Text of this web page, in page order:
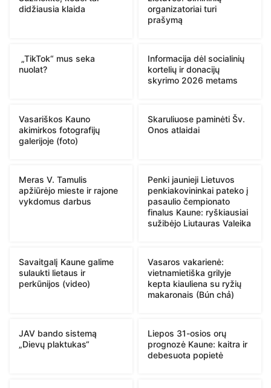
didžiausia klaida
organizatoriai turi
prašymą
„TikTok“ mus seka
nuolat?
Informacija dėl socialinių
kortelių ir donacijų
skyrimo 2026 metams
Vasariškos Kauno
akimirkos fotografijų
galerijoje (foto)
Skaruliuose paminėti Šv.
Onos atlaidai
Meras V. Tamulis
apžiūrėjo mieste ir rajone
vykdomus darbus
Penki jaunieji Lietuvos
penkiakovininkai pateko į
pasaulio čempionato
finalus Kaune: ryškiausiai
sužibėjo Liutauras Valeika
Savaitgalį Kaune galime
sulaukti lietaus ir
perkūnijos (video)
Vasaros vakarienė:
vietnamietiška grilyje
kepta kiauliena su ryžių
makaronais (Bún chả)
JAV bando sistemą
„Dievų plaktukas“
Liepos 31-osios orų
prognozė Kaune: kaitra ir
debesuota popietė